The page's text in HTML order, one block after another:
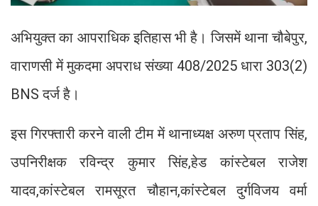
अभियुक्त का आपराधिक इतिहास भी है। जिसमें थाना चौबेपुर,
वाराणसी में मुकदमा अपराध संख्या 408/2025 धारा 303(2)
BNS दर्ज है।
इस गिरफ्तारी करने वाली टीम में थानाध्यक्ष अरुण प्रताप सिंह,
उपनिरीक्षक रविन्द्र कुमार सिंह,हेड कांस्टेबल राजेश
यादव,कांस्टेबल रामसूरत चौहान,कांस्टेबल दुर्गविजय वर्मा